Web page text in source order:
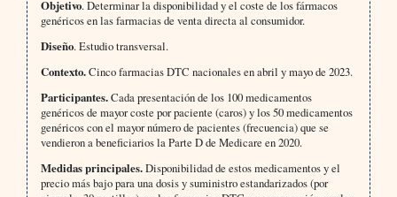
Objetivo. Determinar la disponibilidad y el coste de los fármacos
genéricos en las farmacias de venta directa al consumidor.
Diseño. Estudio transversal.
Contexto.Cinco farmacias DTC nacionales en abril y mayo de 2023.
Participantes.Cada presentación de los 100 medicamentos
genéricos de mayor coste por paciente (caros) y los 50 medicamentos
genéricos con el mayor número de pacientes (frecuencia) que se
vendieron a beneficiarios la Parte D de Medicare en 2020.
Medidas principales.Disponibilidad de estos medicamentos y el
precio más bajo para una dosis y suministro estandarizados (por